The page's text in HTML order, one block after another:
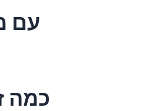
עם
כמה